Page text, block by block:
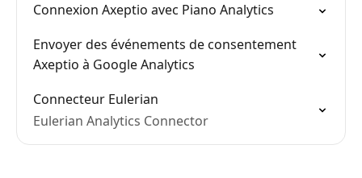
Connexion Axeptio avec Piano Analytics
Envoyer des événements de consentement
Axeptio à Google Analytics
Connecteur Eulerian
Eulerian Analytics Connector